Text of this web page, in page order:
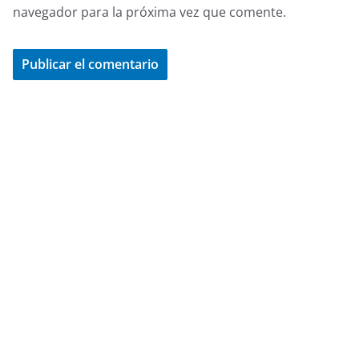
navegador para la próxima vez que comente.